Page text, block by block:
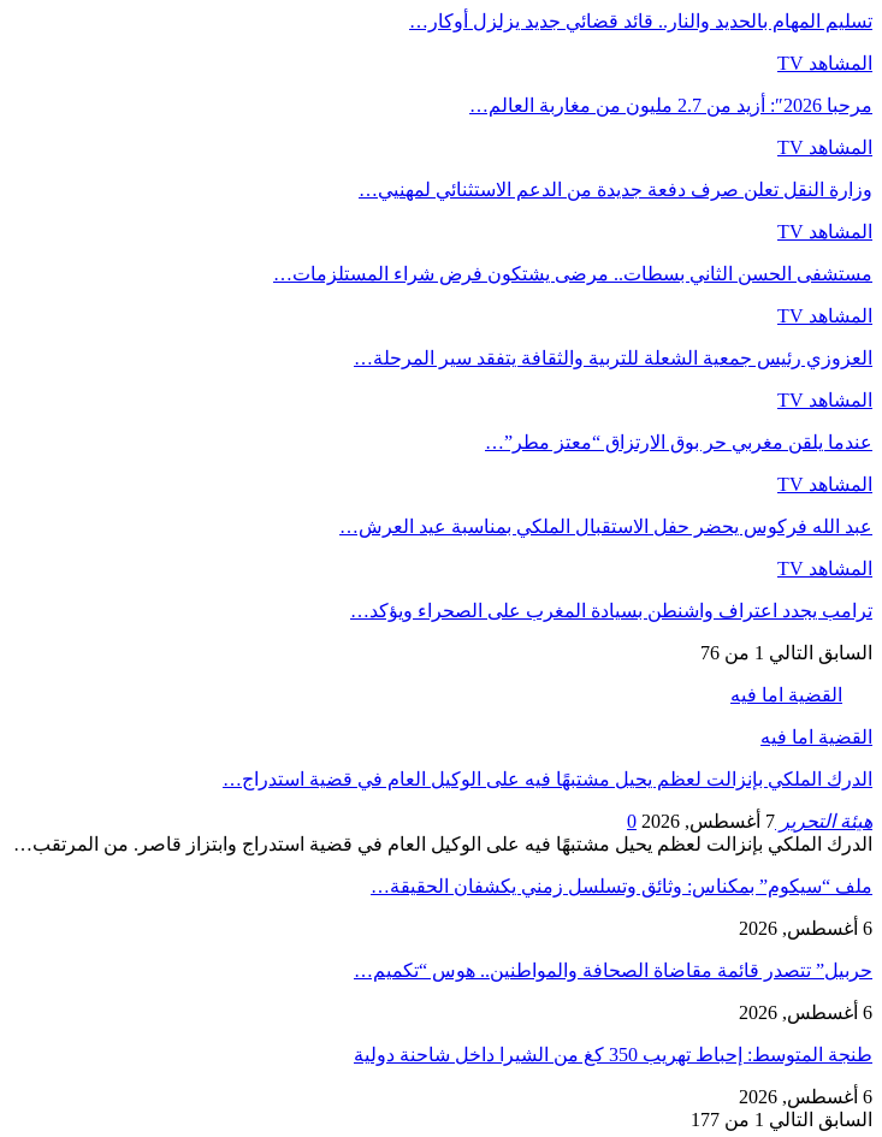
تسليم المهام بالحديد والنار.. قائد قضائي جديد يزلزل أوكار…
المشاهد TV
مرحبا 2026″: أزيد من 2.7 مليون من مغاربة العالم…
المشاهد TV
وزارة النقل تعلن صرف دفعة جديدة من الدعم الاستثنائي لمهنيي…
المشاهد TV
مستشفى الحسن الثاني بسطات.. مرضى يشتكون فرض شراء المستلزمات…
المشاهد TV
العزوزي رئيس جمعية الشعلة للتربية والثقافة يتفقد سير المرحلة…
المشاهد TV
عندما يلقن مغربي حر بوق الارتزاق “معتز مطر”…
المشاهد TV
عبد الله فركوس يحضر حفل الاستقبال الملكي بمناسبة عيد العرش…
المشاهد TV
ترامب يجدد اعتراف واشنطن بسيادة المغرب على الصحراء ويؤكد…
السابق التالي 1 من 76
القضية اما فيه
القضية اما فيه
الدرك الملكي بإنزالت لعظم يحيل مشتبهًا فيه على الوكيل العام في قضية استدراج…
هيئة التحرير 7 أغسطس, 2026
0
الدرك الملكي بإنزالت لعظم يحيل مشتبهًا فيه على الوكيل العام في قضية استدراج وابتزاز قاصر. من المرتقب…
ملف “سيكوم” بمكناس: وثائق وتسلسل زمني يكشفان الحقيقة…
6 أغسطس, 2026
حربيل” تتصدر قائمة مقاضاة الصحافة والمواطنين.. هوس “تكميم…
6 أغسطس, 2026
طنجة المتوسط: إحباط تهريب 350 كغ من الشيرا داخل شاحنة دولية
6 أغسطس, 2026
السابق التالي 1 من 177